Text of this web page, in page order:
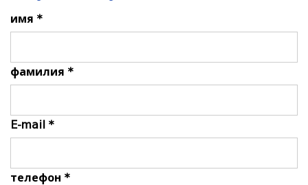
имя *
фамилия *
E-mail *
телефон *